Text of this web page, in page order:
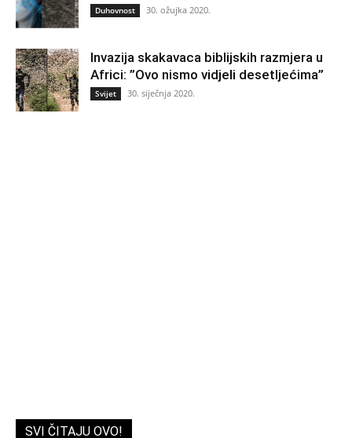
Duhovnost 30. ožujka 2020.
Invazija skakavaca biblijskih razmjera u
Africi: ”Ovo nismo vidjeli desetljećima”
Svijet 30. siječnja 2020.
SVI ČITAJU OVO!